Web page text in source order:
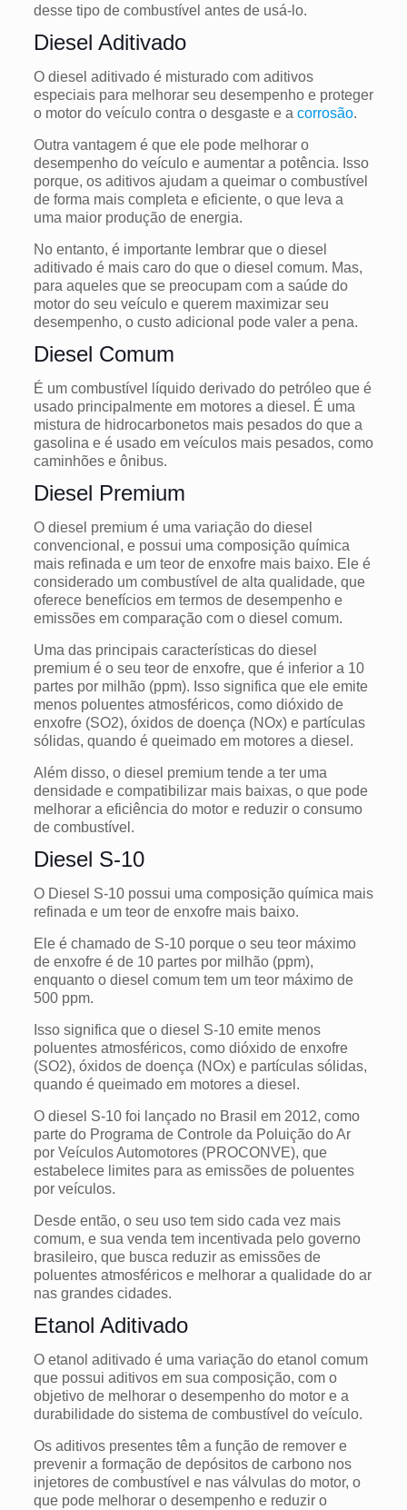
desse tipo de combustível antes de usá-lo.
Diesel Aditivado
O diesel aditivado é misturado com aditivos
especiais para melhorar seu desempenho e proteger
o motor do veículo contra o desgaste e a corrosão.
Outra vantagem é que ele pode melhorar o
desempenho do veículo e aumentar a potência. Isso
porque, os aditivos ajudam a queimar o combustível
de forma mais completa e eficiente, o que leva a
uma maior produção de energia.
No entanto, é importante lembrar que o diesel
aditivado é mais caro do que o diesel comum. Mas,
para aqueles que se preocupam com a saúde do
motor do seu veículo e querem maximizar seu
desempenho, o custo adicional pode valer a pena.
Diesel Comum
É um combustível líquido derivado do petróleo que é
usado principalmente em motores a diesel. É uma
mistura de hidrocarbonetos mais pesados do que a
gasolina e é usado em veículos mais pesados, como
caminhões e ônibus.
Diesel Premium
O diesel premium é uma variação do diesel
convencional, e possui uma composição química
mais refinada e um teor de enxofre mais baixo. Ele é
considerado um combustível de alta qualidade, que
oferece benefícios em termos de desempenho e
emissões em comparação com o diesel comum.
Uma das principais características do diesel
premium é o seu teor de enxofre, que é inferior a 10
partes por milhão (ppm). Isso significa que ele emite
menos poluentes atmosféricos, como dióxido de
enxofre (SO2), óxidos de doença (NOx) e partículas
sólidas, quando é queimado em motores a diesel.
Além disso, o diesel premium tende a ter uma
densidade e compatibilizar mais baixas, o que pode
melhorar a eficiência do motor e reduzir o consumo
de combustível.
Diesel S-10
O Diesel S-10 possui uma composição química mais
refinada e um teor de enxofre mais baixo.
Ele é chamado de S-10 porque o seu teor máximo
de enxofre é de 10 partes por milhão (ppm),
enquanto o diesel comum tem um teor máximo de
500 ppm.
Isso significa que o diesel S-10 emite menos
poluentes atmosféricos, como dióxido de enxofre
(SO2), óxidos de doença (NOx) e partículas sólidas,
quando é queimado em motores a diesel.
O diesel S-10 foi lançado no Brasil em 2012, como
parte do Programa de Controle da Poluição do Ar
por Veículos Automotores (PROCONVE), que
estabelece limites para as emissões de poluentes
por veículos.
Desde então, o seu uso tem sido cada vez mais
comum, e sua venda tem incentivada pelo governo
brasileiro, que busca reduzir as emissões de
poluentes atmosféricos e melhorar a qualidade do ar
nas grandes cidades.
Etanol Aditivado
O etanol aditivado é uma variação do etanol comum
que possui aditivos em sua composição, com o
objetivo de melhorar o desempenho do motor e a
durabilidade do sistema de combustível do veículo.
Os aditivos presentes têm a função de remover e
prevenir a formação de depósitos de carbono nos
injetores de combustível e nas válvulas do motor, o
que pode melhorar o desempenho e reduzir o